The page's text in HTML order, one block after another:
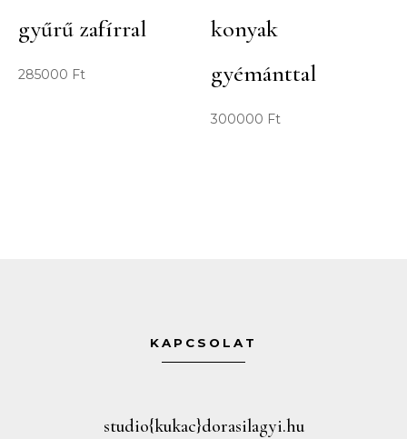
gyűrű zafírral
285000 Ft
konyak
gyémánttal
300000 Ft
KAPCSOLAT
studio{kukac}dorasilagyi.hu